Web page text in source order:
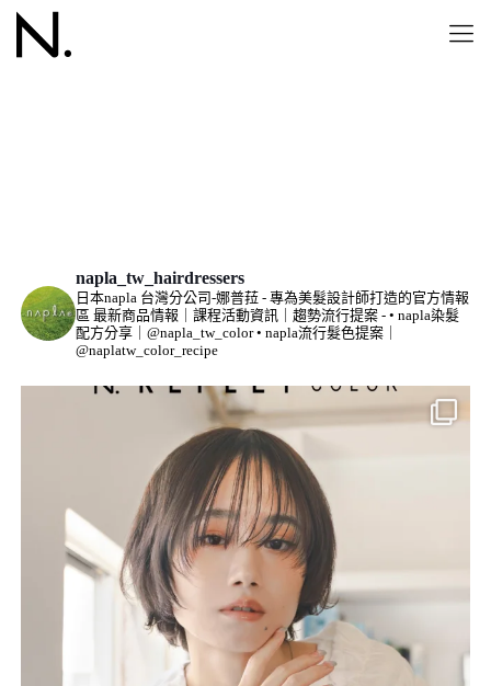
napla_tw_hairdressers
日本napla 台灣分公司-娜普菈 - 專為美髮設計師打造的官方情報
區 最新商品情報｜課程活動資訊｜趨勢流行提案 - • napla染髮
配方分享｜@napla_tw_color• napla流行髮色提案｜
@naplatw_color_recipe